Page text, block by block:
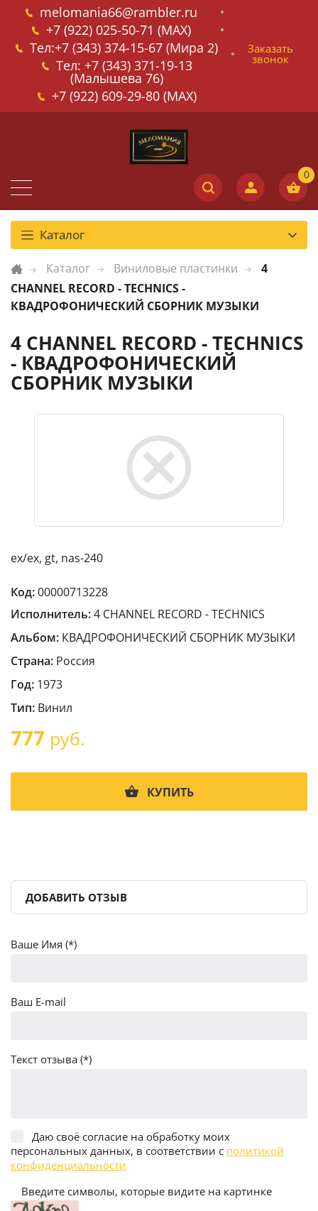
melomania66@rambler.ru
+7 (922) 025-50-71 (MAX)
Тел:+7 (343) 374-15-67 (Мира 2)
Тел: +7 (343) 371-19-13
(Малышева 76)
+7 (922) 609-29-80 (MAX)
Заказать
звонок
Каталог
Каталог Виниловые пластинки
4
CHANNEL RECORD - TECHNICS -
КВАДРОФОНИЧЕСКИЙ СБОРНИК МУЗЫКИ
4 CHANNEL RECORD - TECHNICS
- КВАДРОФОНИЧЕСКИЙ
СБОРНИК МУЗЫКИ
ex/ex, gt, nas-240
Код:00000713228
Исполнитель:4 CHANNEL RECORD - TECHNICS
Альбом: КВАДРОФОНИЧЕСКИЙ СБОРНИК МУЗЫКИ
Страна: Россия
Год: 1973
Тип: Винил
777 руб.
КУПИТЬ
ДОБАВИТЬ ОТЗЫВ
Ваше Имя (*)
Ваш E-mail
Текст отзыва (*)
Даю своё согласие на обработку моих
персональных данных, в соответствии с политикой
конфиденциальности
Введите символы, которые видите на картинке